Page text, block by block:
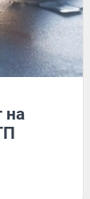
на